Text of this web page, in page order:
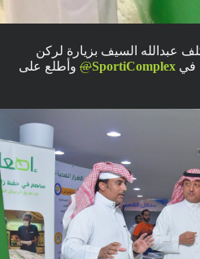
عبدالله السيف بزيارة لركن
في @SportiComplex
وأطلع على